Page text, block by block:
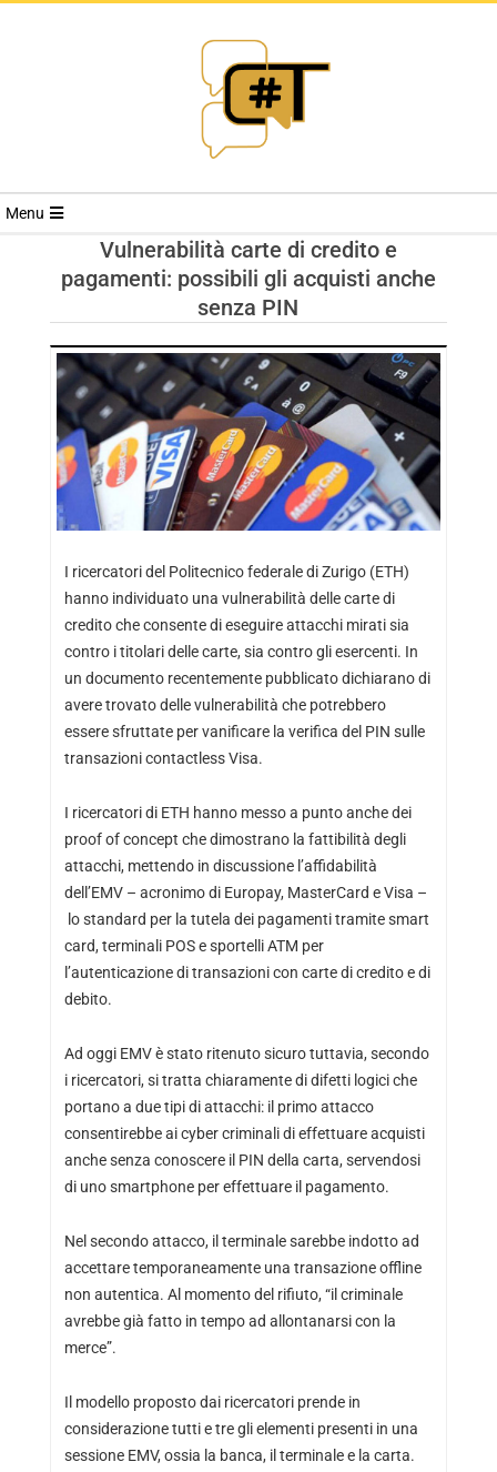
RIVISTA
TRENDS
Menu
Vulnerabilità carte di credito e
pagamenti: possibili gli acquisti anche
senza PIN
I ricercatori del Politecnico federale di Zurigo (ETH)
hanno individuato una vulnerabilità delle carte di
credito che consente di eseguire attacchi mirati sia
contro i titolari delle carte, sia contro gli esercenti. In
un documento recentemente pubblicato dichiarano di
avere trovato delle vulnerabilità che potrebbero
essere sfruttate per vanificare la verifica del PIN sulle
transazioni contactless Visa.
I ricercatori di ETH hanno messo a punto anche dei
proof of concept che dimostrano la fattibilità degli
attacchi, mettendo in discussione l’affidabilità
dell’EMV – acronimo di Europay, MasterCard e Visa –
lo standard per la tutela dei pagamenti tramite smart
card, terminali POS e sportelli ATM per
l’autenticazione di transazioni con carte di credito e di
debito.
Ad oggi EMV è stato ritenuto sicuro tuttavia, secondo
i ricercatori, si tratta chiaramente di difetti logici che
portano a due tipi di attacchi: il primo attacco
consentirebbe ai cyber criminali di effettuare acquisti
anche senza conoscere il PIN della carta, servendosi
di uno smartphone per effettuare il pagamento.
Nel secondo attacco, il terminale sarebbe indotto ad
accettare temporaneamente una transazione offline
non autentica. Al momento del rifiuto, “il criminale
avrebbe già fatto in tempo ad allontanarsi con la
merce”.
Il modello proposto dai ricercatori prende in
considerazione tutti e tre gli elementi presenti in una
sessione EMV, ossia la banca, il terminale e la carta.